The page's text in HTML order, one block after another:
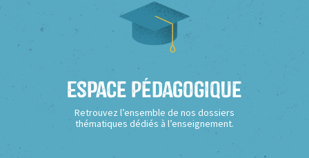
Espace Pédagogique
Retrouvez l’ensemble de nos dossiers
thématiques dédiés à l’enseignement.